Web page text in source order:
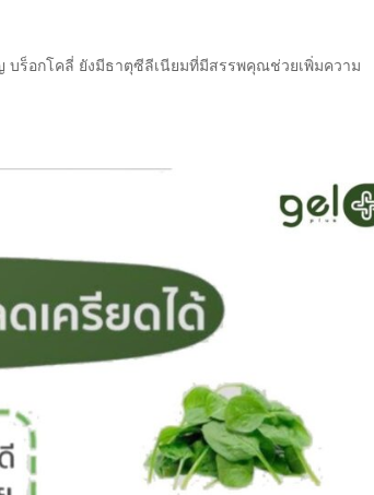
บร็อกโคลี่ ยังมีธาตุซีลีเนียมที่มีสรรพคุณช่วยเพิ่มความ